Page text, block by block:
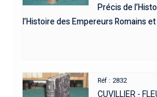
Précis de
l’Histoire des Empereurs Romains et
Réf : 2832
CUVILLIER -